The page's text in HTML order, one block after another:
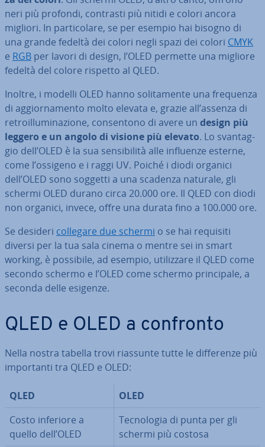
neri più profondi, contrasti più nitidi e colori ancora
migliori. In par­ti­co­la­re, se per esempio hai bisogno di
una grande fedeltà dei colori negli spazi dei colori CMYK
e RGB per lavori di design, l’OLED permette una migliore
fedeltà del colore rispetto al QLED.
Inoltre, i modelli OLED hanno so­li­ta­men­te una frequenza
di ag­gior­na­men­to molto elevata e, grazie all’assenza di
re­troil­lu­mi­na­zio­ne, con­sen­to­no di avere un design più
leggero e un angolo di visione più elevato. Lo svan­tag­
gio dell’OLED è la sua sen­si­bi­li­tà alle influenze esterne,
come l’ossigeno e i raggi UV. Poiché i diodi organici
dell’OLED sono soggetti a una scadenza naturale, gli
schermi OLED durano circa 20.000 ore. Il QLED con diodi
non organici, invece, offre una durata fino a 100.000 ore.
Se desideri collegare due schermi o se hai requisiti
diversi per la tua sala cinema o mentre sei in smart
working, è possibile, ad esempio, uti­liz­za­re il QLED come
secondo schermo e l’OLED come schermo prin­ci­pa­le, a
seconda delle esigenze.
QLED e OLED a confronto
Nella nostra tabella trovi riassunte tutte le dif­fe­ren­ze più
im­por­tan­ti tra QLED e OLED:
QLED
OLED
Costo inferiore a
quello dell’OLED
Tec­no­lo­gia di punta per gli
schermi più costosa